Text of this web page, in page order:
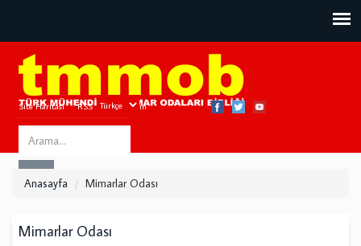
Site Haritası RSS Bize Ulaşın
Search
this
Anasayfa Mimarlar Odası
Mimarlar Odası